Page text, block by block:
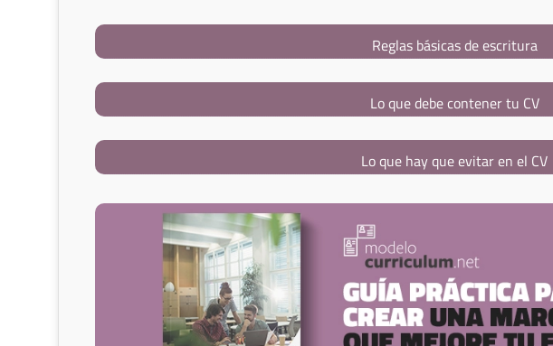
Reglas básicas de escritura
Lo que debe contener tu CV
Lo que hay que evitar en el CV